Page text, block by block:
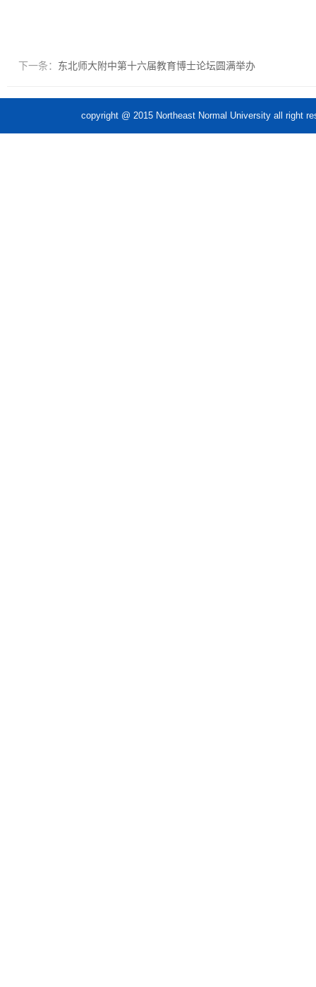
下一条： 东北师大附中第十六届教育博士论坛圆满举办
copyright @ 2015 Northeast Normal University all